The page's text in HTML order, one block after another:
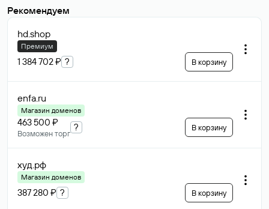
Рекомендуем
hd.shop
Премиум
1 384 702 ₽ ? В корзину
enfa.ru
Магазин доменов
463 500 ₽
Возможен торг
? В корзину
худ.рф
Магазин доменов
387 280 ₽ ? В корзину